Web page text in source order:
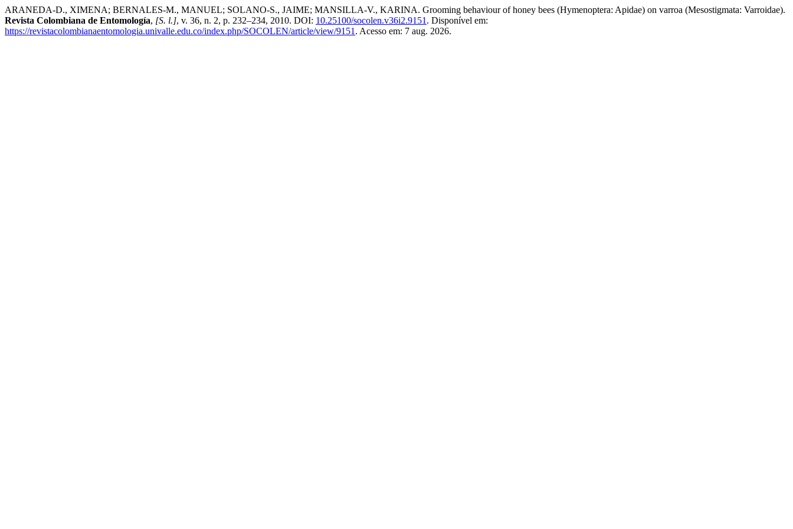
ARANEDA-D., XIMENA; BERNALES-M., MANUEL; SOLANO-S., JAIME; MANSILLA-V., KARINA. Grooming behaviour of honey bees (Hymenoptera: Apidae) on varroa (Mesostigmata: Varroidae).
Revista Colombiana de Entomología, [S. l.], v. 36, n. 2, p. 232–234, 2010. DOI: 10.25100/socolen.v36i2.9151 . Disponível em:
https://revistacolombianaentomologia.univalle.edu.co/index.php/SOCOLEN/article/view/9151 . Acesso em: 7 aug. 2026.